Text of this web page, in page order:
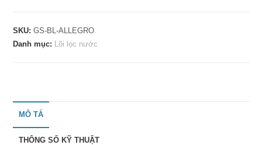
SKU:GS-BL-ALLEGRO
Danh mục: Lõi lọc nước
MÔ TẢ
THÔNG SỐ KỸ THUẬT